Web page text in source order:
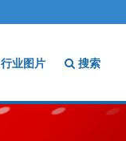
行业图片 搜索